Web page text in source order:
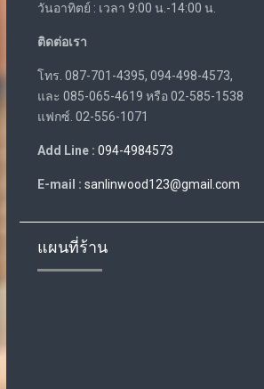
วันอาทิตย์ : เวลา 9:00 น.-14:00 น.
ติดต่อเรา
โทร. 087-701-4395, 094-498-4573,
และ 085-065-4619 หรือ 02-585-1538
แฟกซ์. 02-556-1071
Add Line : 094-4984573
E-mail : sanlinwood123@gmail.com
แผนที่ร้าน